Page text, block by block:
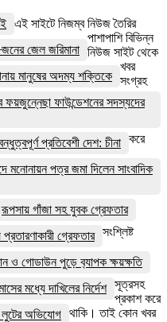
জেল জরিমানা
মানুষের অদম্য শক্তিকে
ফয়জুন্নেছা ফাউন্ডেশনের সদস্যদের
প্রতিবেশী দেশ: চীনা
মনোনায়ন পত্র জমা দিলেন সাংবাদিক
রূপসায় গাঁজা সহ যুবক গ্রেফতার
গ্রেফতার
ও গোডাউন পুড়ে ব‍্যাপক ক্ষয়ক্ষতি
মধ্যে দাখিলের নির্দেশ
লুটের অভিযোগ
এই সাইটে নিজম্ব নিউজ তৈরির
পাশাপাশি বিভিন্ন
নিউজ সাইট থেকে
খবর
সংগ্রহ
করে
সংশ্লিষ্ট
সূত্রসহ
প্রকাশ করে
থাকি। তাই কোন খবর